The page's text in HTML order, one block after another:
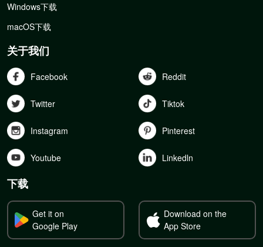
Windows下载
macOS下载
关于我们
Facebook Reddit
Twitter Tiktok
Instagram Pinterest
Youtube Linkedln
下载
Get it on
Google Play
Download on the
App Store